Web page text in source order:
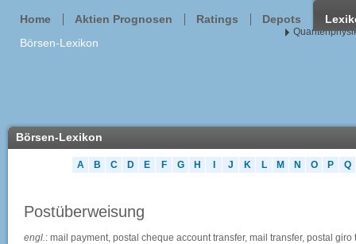
Home Aktien Prognosen Ratings Depots
Börsen-Lexikon
Börsen-Lexikon
A B C D E F G H J K L M N O P Q
Postüberweisung
engl.: mail payment, postal cheque account transfer, mail transfer, postal giro